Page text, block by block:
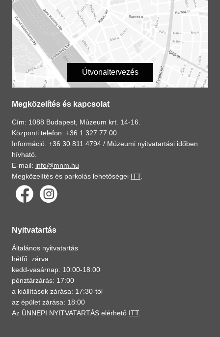
Útvonaltervezés
Megközelítés és kapcsolat
Cím: 1088 Budapest, Múzeum krt. 14-16.
Központi telefon: +36 1 327 77 00
Információ: +36 30 811 4794 / Múzeumi nyitvatartási időben
hívható.
E-mail: info@mnm.hu
Megközelítés és parkolás lehetőségei ITT.
Nyitvatartás
Általános nyitvatartás
hétfő: zárva
kedd-vasárnap: 10:00-18:00
pénztárzárás: 17:00
a kiállítások zárása: 17:30-tól
az épület zárása: 18:00
Az ÜNNEPI NYITVATARTÁS elérhető ITT.